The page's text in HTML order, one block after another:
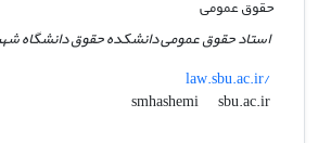
حقوق عمومی
استاد حقوق عمومی دانشکده حقوق دانشگاه
law.sbu.ac.ir/
smhashemi
sbu.ac.ir